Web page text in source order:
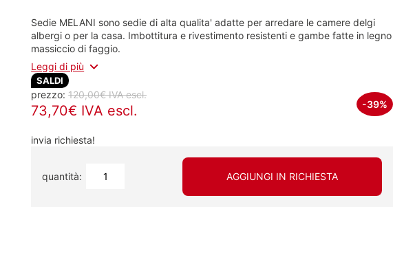
Sedie MELANI sono sedie di alta qualita' adatte per arredare le camere delgi
albergi o per la casa. Imbottitura e rivestimento resistenti e gambe fatte in legno
massiccio di faggio.
Leggi di più
SALDI
prezzo:120,00€ IVA escl.
73,70€ IVA escl. -39%
invia richiesta!
quantità: AGGIUNGI IN RICHIESTA